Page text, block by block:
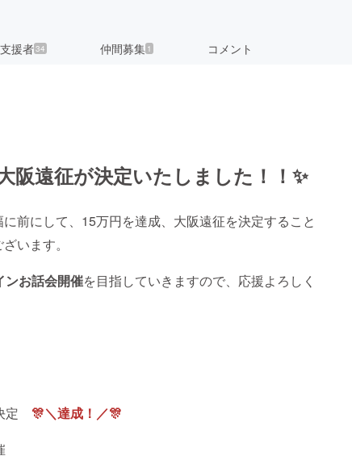
支援者34 仲間募集 1 コメント
阪遠征が決定いたしました！！✨
前にして、15万円を達成、大阪遠征を決定すること
います。
ンお話会開催を目指していきますので、応援よろしく
定 🎊＼達成！／🎊